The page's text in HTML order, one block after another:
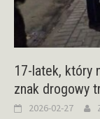
17-latek, który
znak drogowy
2026-02-27